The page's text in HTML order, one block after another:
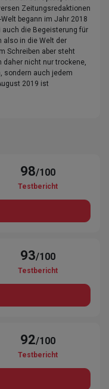
Zeitungsredaktionen
begann im Jahr 2018
die Begeisterung für
also in die Welt der
Schreiben aber steht
daher nicht nur trockene,
sondern auch jedem
2019 ist
98/100
Testbericht
93/100
Testbericht
92/100
Testbericht